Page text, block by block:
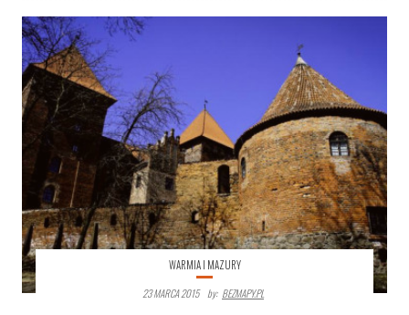
WARMIA I MAZURY
23 MARCA 2015
By: BEZMAPY.PL